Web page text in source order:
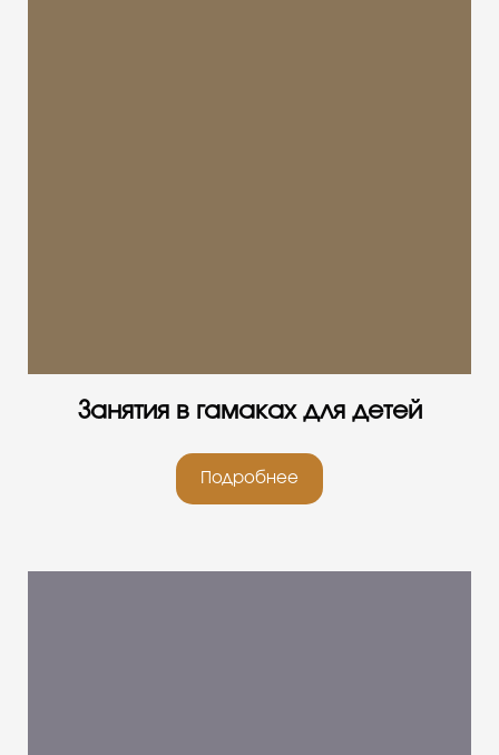
Занятия в гамаках для детей
Подробнее